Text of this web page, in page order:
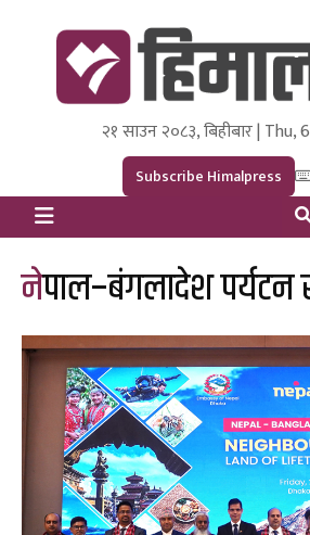
Himal Press
Dot NewsyNepal Media and
२१ साउन २०८३, बिहीबार | Thu,
Subscribe Himalpress
नेपाल–बंगलादेश